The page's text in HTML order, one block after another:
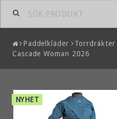
Paddelkläder Torrdräkter
Cascade Woman 2026
NYHET